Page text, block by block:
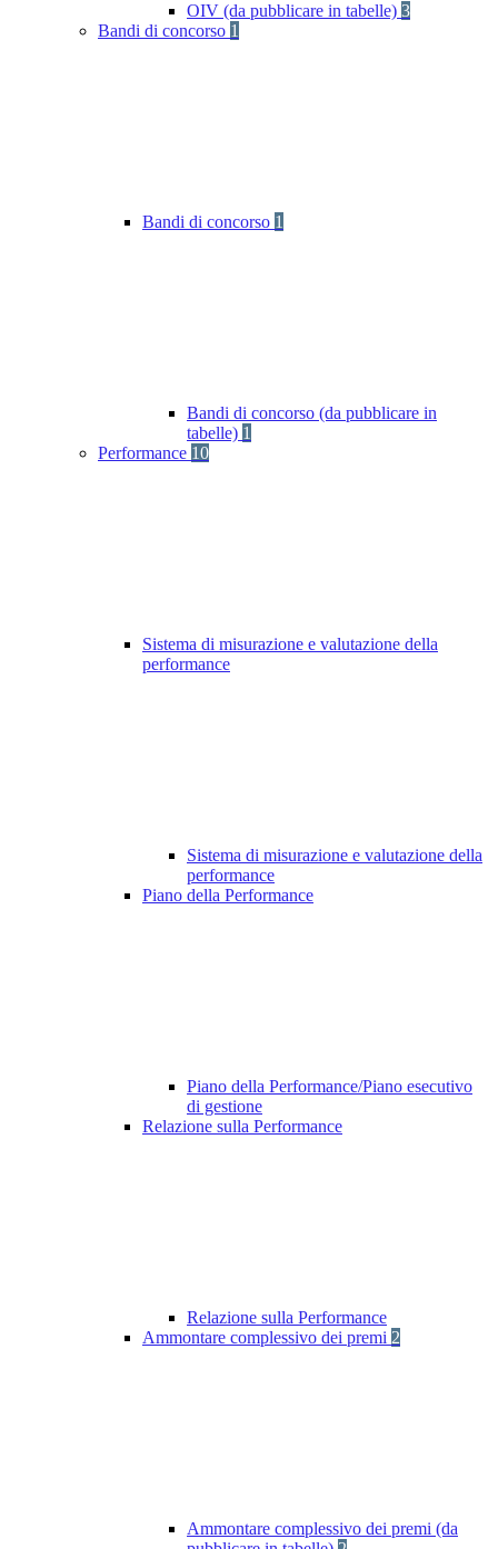
OIV (da pubblicare in tabelle) 3
Bandi di concorso 1
Bandi di concorso 1
Bandi di concorso (da pubblicare in
tabelle) 1
Performance 10
Sistema di misurazione e valutazione della
performance
Sistema di misurazione e valutazione della
performance
Piano della Performance
Piano della Performance/Piano esecutivo
di gestione
Relazione sulla Performance
Relazione sulla Performance
Ammontare complessivo dei premi 2
Ammontare complessivo dei premi (da